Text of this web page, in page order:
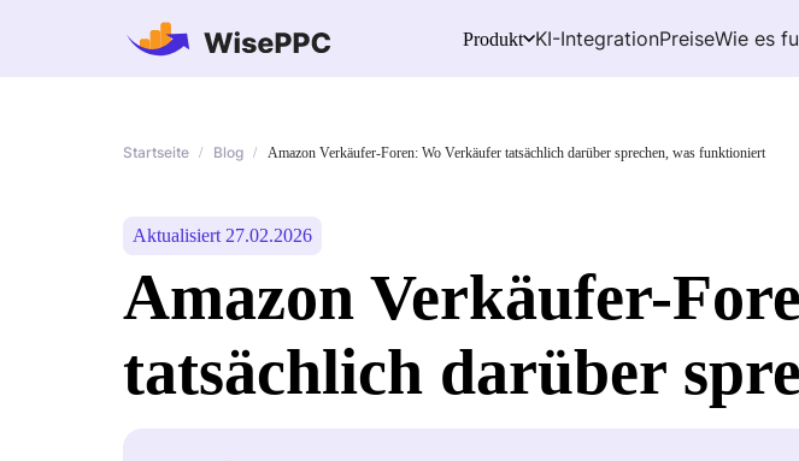
Produkt KI-IntegrationPreiseWie es
Startseite / Blog / Amazon Verkäufer-Foren: Wo Verkäufer tatsächlich darüber sprechen, was funktioniert
Aktualisiert 27.02.2026
Amazon Verkäufer-
tatsächlich darüber